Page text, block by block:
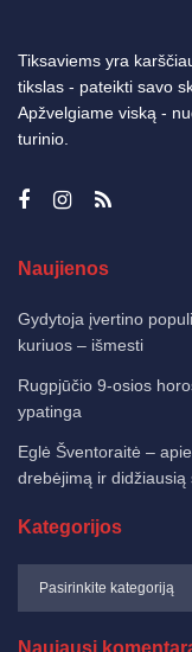
Tiksaviems yra
tikslas - pateikti savo
Apžvelgiame viską -
turinio.
Naujienos
Gydytoja įvertino
kuriuos – išmesti
Rugpjūčio 9-osios
ypatinga
Eglė Šventoraitė –
drebėjimą ir didžiausią
Kategorijos